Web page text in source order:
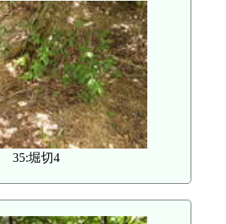
35:堀切4